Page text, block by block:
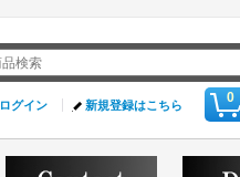
0
ログイン 新規登録はこちら